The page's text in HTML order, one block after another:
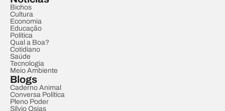
Bichos
Cultura
Economia
Educação
Política
Qual a Boa?
Cotidiano
Saúde
Tecnologia
Meio Ambiente
Blogs
Caderno Animal
Conversa Política
Pleno Poder
Sílvio Osias